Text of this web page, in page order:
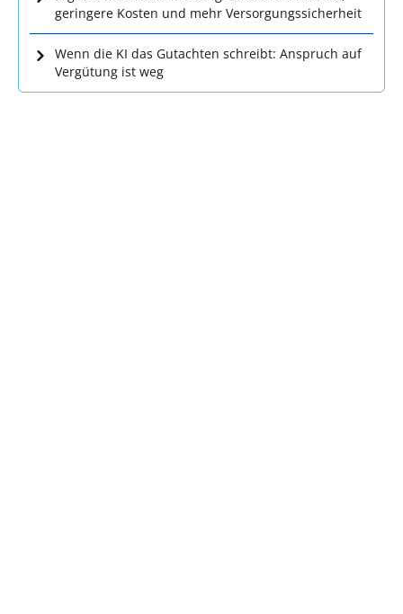
geringere Kosten und mehr Versorgungssicherheit
Wenn die KI das Gutachten schreibt: Anspruch auf
Vergütung ist weg